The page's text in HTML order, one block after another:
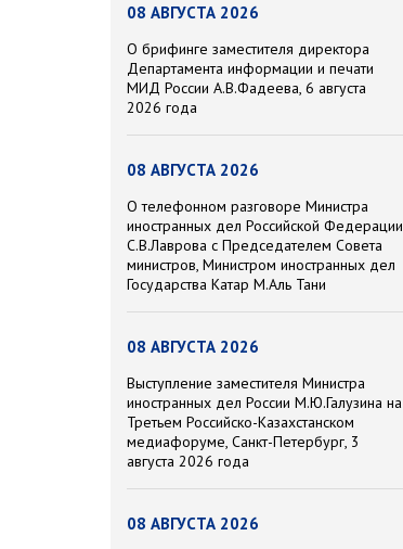
08 АВГУСТА 2026
О брифинге заместителя директора
Департамента информации и печати
МИД России А.В.Фадеева, 6 августа
2026 года
08 АВГУСТА 2026
О телефонном разговоре Министра
иностранных дел Российской Федерации
С.В.Лаврова с Председателем Совета
министров, Министром иностранных дел
Государства Катар М.Аль Тани
08 АВГУСТА 2026
Выступление заместителя Министра
иностранных дел России М.Ю.Галузина на
Третьем Российско-Казахстанском
медиафоруме, Санкт-Петербург, 3
августа 2026 года
08 АВГУСТА 2026